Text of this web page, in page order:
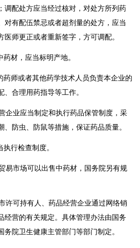
调配处方应当经过核对，对处方所列药
对有配伍禁忌或者超剂量的处方，应当
师更正或者重新签字，方可调配。
材，应当标明产地。
药师或者其他药学技术人员负责本企业的
合理用药指导等工作。
企业应当制定和执行药品保管制度，采
防虫、防鼠等措施，保证药品质量。
行检查制度。
易市场可以出售中药材，国务院另有规
许可持有人、药品经营企业通过网络销
经营的有关规定。具体管理办法由国务
务院卫生健康主管部门等部门制定。